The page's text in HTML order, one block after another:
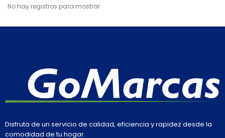
No hay registros para mostrar
Disfruta de un servicio de calidad, eficiencia y rapidez desde la
comodidad de tu hogar.